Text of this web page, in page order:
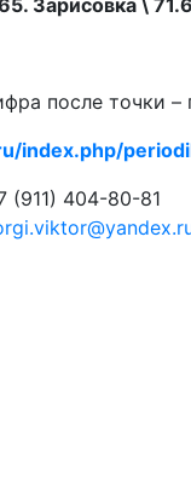
Зарисовка \
после точки –
index.php/
(911) 404-80-81